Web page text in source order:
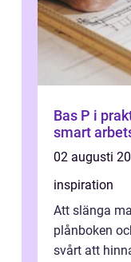
Bas P i
smart
02 augusti
inspiration
Att slänga
plånboken
svårt att